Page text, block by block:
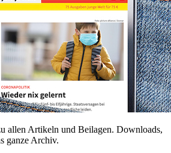
allen Artikeln und Beilagen. Downloads,
ganze Archiv.